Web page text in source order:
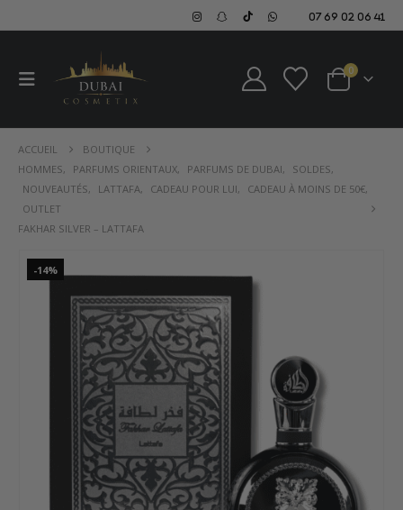
07 69 02 06 41
0
ACCUEIL
BOUTIQUE
HOMMES, PARFUMS ORIENTAUX, PARFUMS DE DUBAI, SOLDES,
NOUVEAUTÉS, LATTAFA, CADEAU POUR LUI, CADEAU À MOINS DE 50€,
OUTLET
FAKHAR SILVER – LATTAFA
-14%